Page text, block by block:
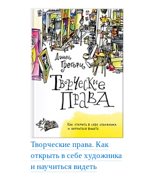
Творческие права. Как
открыть в себе художника
и научиться видеть